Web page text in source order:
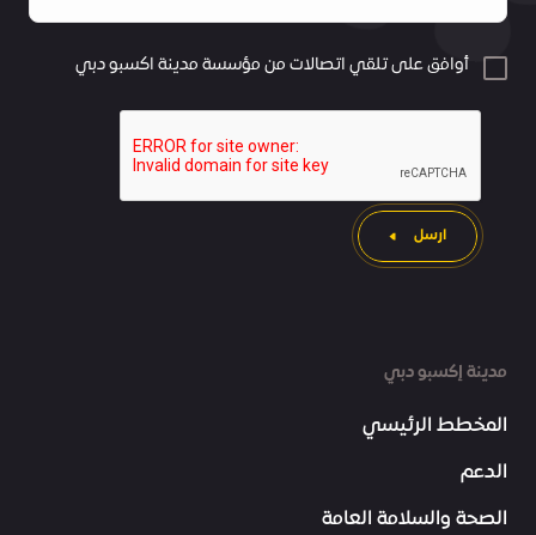
مدينة إكسبو دبي
المخطط الرئيسي
الدعم
الصحة والسلامة العامة
أوافق على تلقي اتصالات من مؤسسة مدينة اكسبو دبي
ارسل